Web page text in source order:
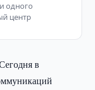
одного
центр
в